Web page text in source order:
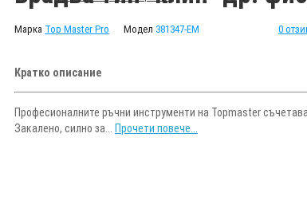
Марка Top Master Pro Модел 381347-EM 0
Кратко описание
Професионалните ръчни инструменти на Topmaster
Закалено, силно за... Прочети повече...